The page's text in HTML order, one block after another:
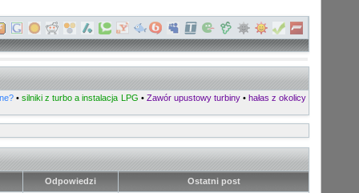
•silniki z turbo a instalacja LPG • Zawór upustowy turbiny• hałas z okolicy
Odpowiedzi Ostatni post